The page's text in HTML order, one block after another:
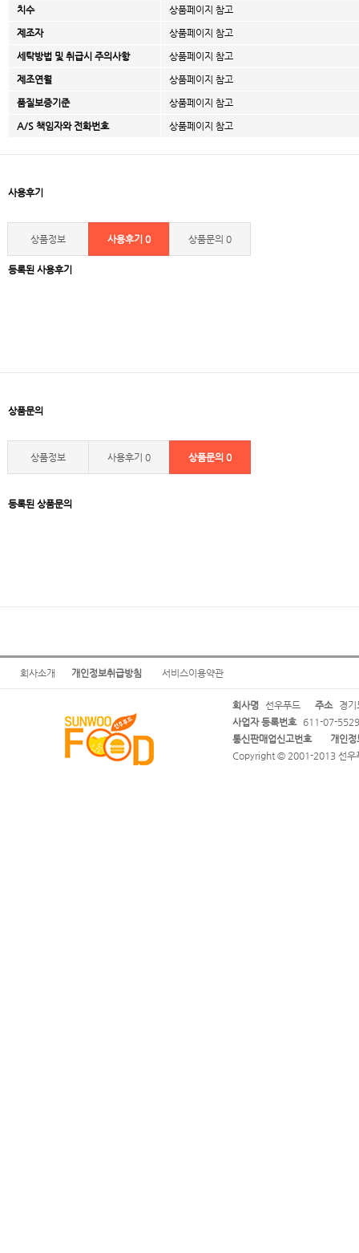
치수 상품페이지 참고
제조자 상품페이지 참고
세탁방법 및 취급시 주의사항 상품페이지 참고
제조연월 상품페이지 참고
품질보증기준 상품페이지 참고
A/S 책임자와 전화번호 상품페이지 참고
사용후기
상품정보 사용후기 0 상품문의 0
등록된 사용후기
상품문의
상품정보 사용후기 0 상품문의 0
등록된 상품문의
회사소개 개인정보취급방침 서비스이용약관
회사명 선우푸드 주소
경
사업자 등록번호 611-07-
통신판매업신고번호
개인
Copyright © 2001-2013 선우